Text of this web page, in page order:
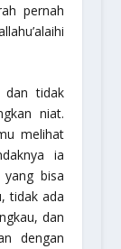
pernah
dan tidak
niat.
melihat
ia
yang bisa
tidak ada
dan
dengan